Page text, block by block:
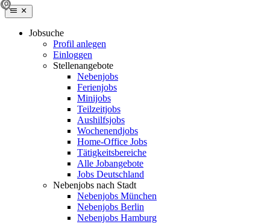
Jobsuche
Profil anlegen
Einloggen
Stellenangebote
Nebenjobs
Ferienjobs
Minijobs
Teilzeitjobs
Aushilfsjobs
Wochenendjobs
Home-Office Jobs
Tätigkeitsbereiche
Alle Jobangebote
Jobs Deutschland
Nebenjobs nach Stadt
Nebenjobs München
Nebenjobs Berlin
Nebenjobs Hamburg